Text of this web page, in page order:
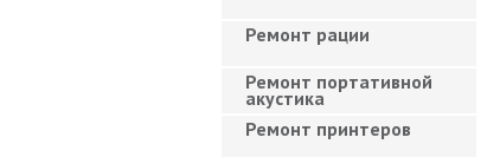
Ремонт рации
Ремонт портативной
акустика
Ремонт принтеров